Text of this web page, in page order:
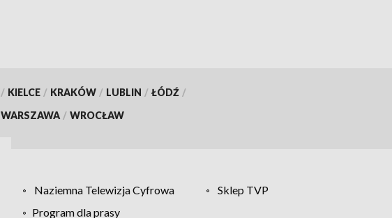
/ KIELCE / KRAKÓW / LUBLIN / ŁÓDŹ /
WARSZAWA / WROCŁAW
Naziemna Telewizja Cyfrowa
Sklep TVP
Program dla prasy